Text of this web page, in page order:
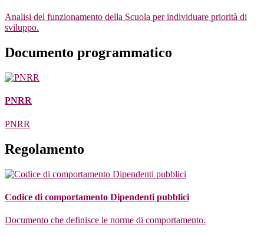
Analisi del funzionamento della Scuola per individuare priorità di
sviluppo.
Documento programmatico
PNRR
PNRR
Regolamento
Codice di comportamento Dipendenti pubblici
Documento che definisce le norme di comportamento.